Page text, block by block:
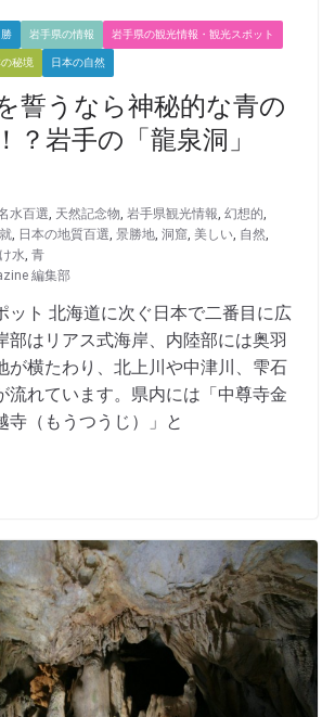
岩手県の情報 岩手県の観光情報・観光スポット
の秘境 日本の自然
誓うなら神秘的な青の
？岩手の「龍泉洞」
水百選, 天然記念物, 岩手県観光情報, 幻想的,
, 日本の地質百選, 景勝地, 洞窟, 美しい, 自然,
水, 青
編集部
ット 北海道に次ぐ日本で二番目に広
部はリアス式海岸、内陸部には奥羽
が横たわり、北上川や中津川、雫石
流れています。県内には「中尊寺金
寺（もうつうじ）」と